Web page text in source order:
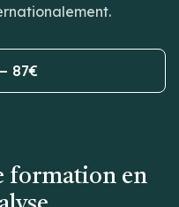
87€
formation en